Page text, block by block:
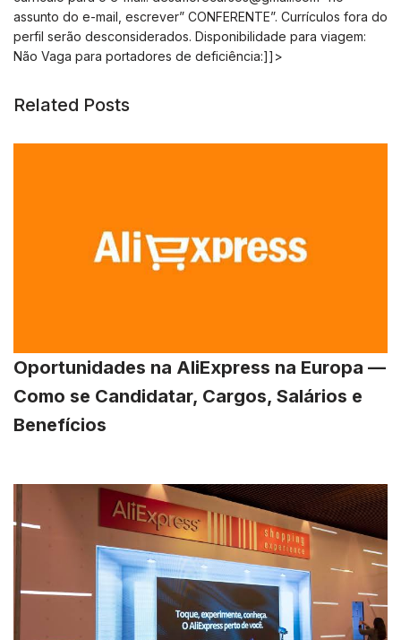
assunto do e-mail, escrever” CONFERENTE”. Currículos fora do
perfil serão desconsiderados. Disponibilidade para viagem:
Não Vaga para portadores de deficiência:]]>
Related Posts
Oportunidades na AliExpress na Europa —
Como se Candidatar, Cargos, Salários e
Benefícios